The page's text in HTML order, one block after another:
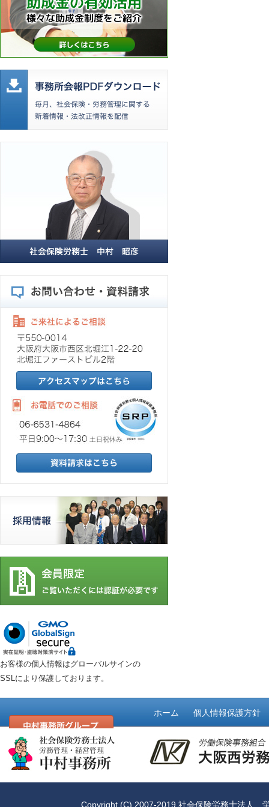
お客様の個人情報はグローバルサインの
SSLにより保護しております。
ホーム 個人情報保護方針
Copyright (C) 2007-2019社会保険労務士法人